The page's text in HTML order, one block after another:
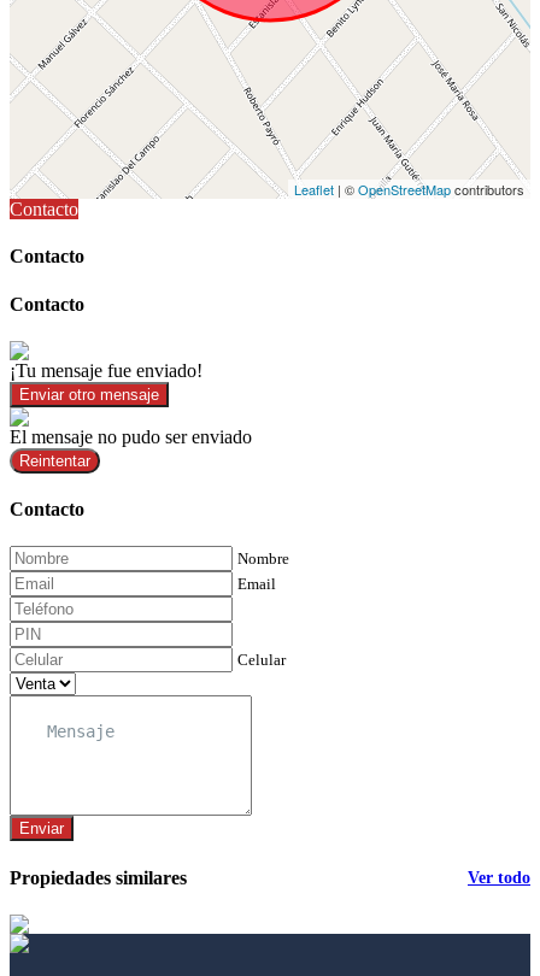
Leaflet | ©OpenStreetMapcontributors
Contacto
Contacto
Contacto
¡Tu mensaje fue enviado!
Enviar otro mensaje
El mensaje no pudo ser enviado
Reintentar
Contacto
Nombre
Email
Celular
Enviar
Propiedades similares Ver todo